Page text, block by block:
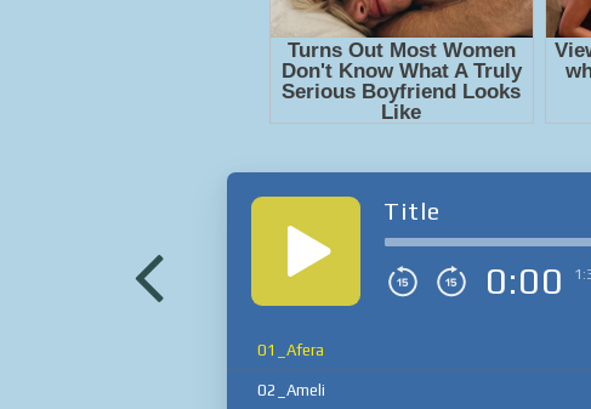
Title
0:00
01_Afera
02_Ameli